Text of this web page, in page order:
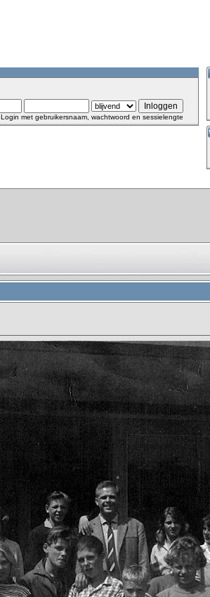
Login met gebruikersnaam, wachtwoord en sessielengte